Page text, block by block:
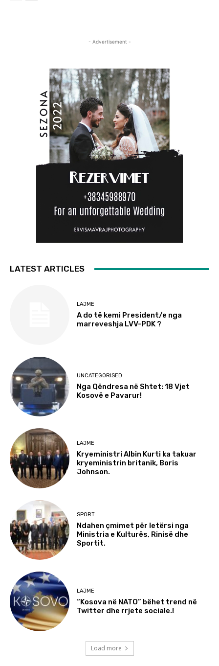
- Advertisement -
LATEST ARTICLES
LAJME
A do të kemi President/e nga
marreveshja LVV-PDK ?
UNCATEGORISED
Nga Qëndresa në Shtet: 18 Vjet
Kosovë e Pavarur!
LAJME
Kryeministri Albin Kurti ka takuar
kryeministrin britanik, Boris
Johnson.
SPORT
Ndahen çmimet për letërsi nga
Ministria e Kulturës, Rinisë dhe
Sportit.
LAJME
“Kosova në NATO” bëhet trend në
Twitter dhe rrjete sociale.!
Load more